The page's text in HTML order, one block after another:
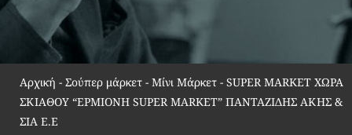
Αρχική - Σούπερ μάρκετ - Μίνι Μάρκετ- SUPER MARKET ΧΩΡΑ
ΣΚΙΑΘΟΥ “ΕΡΜΙΟΝΗ SUPER MARKET” ΠΑΝΤΑΖΙΔΗΣ ΑΚΗΣ &
ΣΙΑ Ε.Ε